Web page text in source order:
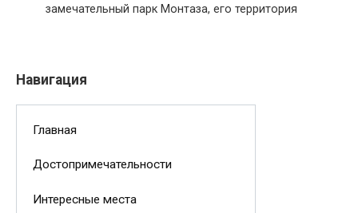
замечательный парк Монтаза, его территория
Навигация
Главная
Достопримечательности
Интересные места